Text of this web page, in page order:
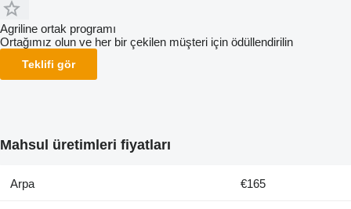
Agriline ortak programı
Ortağımız olun ve her bir çekilen müşteri için ödüllendirilin
Teklifi gör
Mahsul üretimleri fiyatları
Arpa €165